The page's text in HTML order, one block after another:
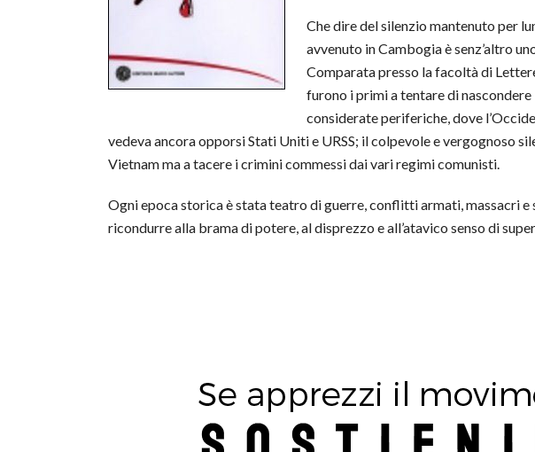
Che dire del silenzio mantenuto per
avvenuto in Cambogia è senz’altro
Comparata presso la facoltà di
furono i primi a tentare di
considerate periferiche, dove
vedeva ancora opporsi Stati Uniti e URSS; il colpevole e vergognoso
Vietnam ma a tacere i crimini commessi dai vari regimi comunisti.
Ogni epoca storica è stata teatro di guerre, conflitti armati, massacri
ricondurre alla brama di potere, al disprezzo e all’atavico senso di